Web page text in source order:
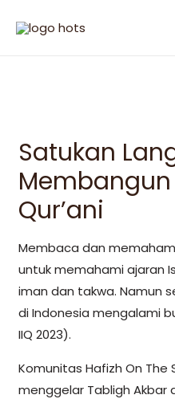
Satukan
Qur’ani
Membaca dan
untuk memahami ajaran
iman dan takwa. Namun
di Indonesia mengalami
IIQ 2023).
Komunitas Hafizh On The
menggelar Tabligh Akbar